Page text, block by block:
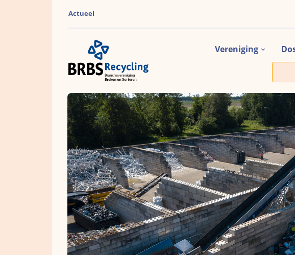
Actueel
Vereniging